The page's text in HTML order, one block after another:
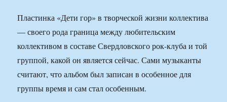
Пластинка «Дети гор» в творческой жизни коллектива
— своего рода граница между любительским
коллективом в составе Свердловского рок-клуба и той
группой, какой он является сейчас. Сами музыканты
считают, что альбом был записан в особенное для
группы время и сам стал особенным.